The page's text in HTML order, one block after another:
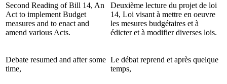
Second Reading of Bill 14, An
Act to implement Budget
measures and to enact and
amend various Acts.
Deuxième lecture du projet de loi
14, Loi visant à mettre en oeuvre
les mesures budgétaires et à
édicter et à modifier diverses lois.
Debate resumed and after some
time,
Le débat reprend et après quelque
temps,